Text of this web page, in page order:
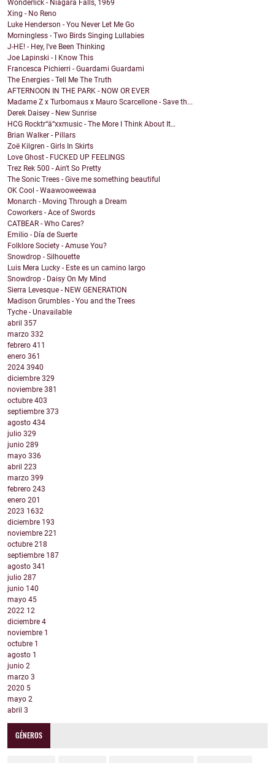
Wonderlick - Niagara Falls, 1969
Xing - No Reno
Luke Henderson - You Never Let Me Go
Morningless - Two Birds Singing Lullabies
J-HE! - Hey, I've Been Thinking
Joe Lapinski - I Know This
Francesca Pichierri - Guardami Guardami
The Energies - Tell Me The Truth
AFTERNOON IN THE PARK - NOW OR EVER
Madame Z x Turbomaus x Mauro Scarcellone - Save th...
Derek Daisey - New Sunrise
HCG Rocktr“ä“xxmusic - The More I Think About It…
Brian Walker - Pillars
Zoë Kilgren - Girls In Skirts
Love Ghost - FUCKED UP FEELINGS
Trez Rek 500 - Ain't So Pretty
The Sonic Trees - Give me something beautiful
OK Cool - Waawooweewaa
Monarch - Moving Through a Dream
Coworkers - Ace of Swords
CATBEAR - Who Cares?
Emilio - Día de Suerte
Folklore Society - Amuse You?
Snowdrop - Silhouette
Luis Mera Lucky - Este es un camino largo
Snowdrop - Daisy On My Mind
Sierra Levesque - NEW GENERATION
Madison Grumbles - You and the Trees
Tyche - Unavailable
abril 357
marzo 332
febrero 411
enero 361
2024 3940
diciembre 329
noviembre 381
octubre 403
septiembre 373
agosto 434
julio 329
junio 289
mayo 336
abril 223
marzo 399
febrero 243
enero 201
2023 1632
diciembre 193
noviembre 221
octubre 218
septiembre 187
agosto 341
julio 287
junio 140
mayo 45
2022 12
diciembre 4
noviembre 1
octubre 1
agosto 1
junio 2
marzo 3
2020 5
mayo 2
abril 3
GÉNEROS